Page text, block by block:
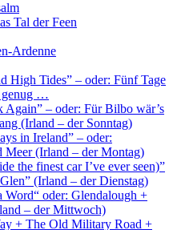
Tal der Feen
Ardenne
High Tides” – oder: Fünf Tage
genug …
Again” – oder: Für Bilbo wär’s
(Irland – der Sonntag)
in Ireland” – oder:
Meer (Irland – der Montag)
the finest car I’ve ever seen)”
(Irland – der Dienstag)
Word“ oder: Glendalough +
– der Mittwoch)
+ The Old Military Road +